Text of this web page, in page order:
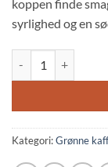
koppen finde
syrlighed og en
Kategori:Grønne